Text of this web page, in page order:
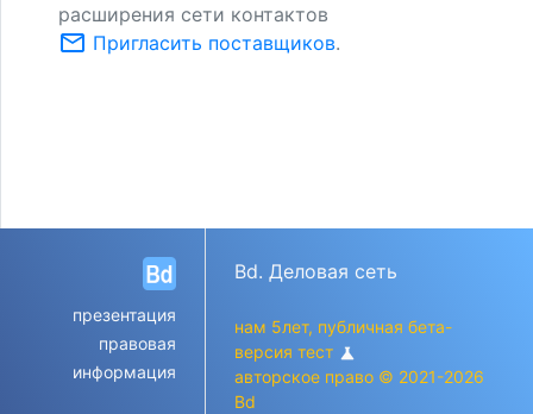
расширения сети контактов
mail_outline Пригласить поставщиков.
презентация
правовая
информация
Bd. Деловая сеть
нам 5лет, публичная бета-
версия тест science
авторское право © 2021-2026
Bd